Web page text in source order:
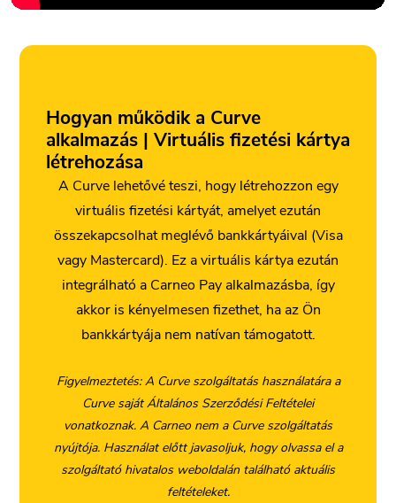
Hogyan működik a Curve
alkalmazás | Virtuális fizetési kártya
létrehozása
A Curve lehetővé teszi, hogy létrehozzon egy
virtuális fizetési kártyát, amelyet ezután
összekapcsolhat meglévő bankkártyáival (Visa
vagy Mastercard). Ez a virtuális kártya ezután
integrálható a Carneo Pay alkalmazásba, így
akkor is kényelmesen fizethet, ha az Ön
bankkártyája nem natívan támogatott.
Figyelmeztetés: A Curve szolgáltatás használatára a
Curve saját Általános Szerződési Feltételei
vonatkoznak. A Carneo nem a Curve szolgáltatás
nyújtója. Használat előtt javasoljuk, hogy olvassa el a
szolgáltató hivatalos weboldalán található aktuális
feltételeket.